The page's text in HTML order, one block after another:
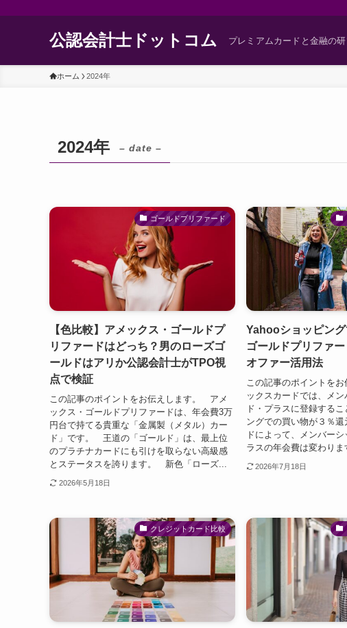
公認会計士ドットコム プレミアムカードと金融の
ホーム 2024年
2024年 – date –
ゴールドプリファード
【色比較】アメックス・ゴールドプ
リファードはどっち？男のローズゴ
ールドはアリか公認会計士がTPO視
点で検証
この記事のポイントをお伝えします。 アメ
ックス・ゴールドプリファードは、年会費3万
円台で持てる貴重な「金属製（メタル）カー
ド」です。 王道の「ゴールド」は、最上位
のプラチナカードにも引けを取らない高級感
とステータスを誇ります。 新色「ローズ...
2026年5月18日
Yahooショッピング
ゴールドプリファ
オファー活用法
この記事のポイントを
ックスカードでは、メ
ド・プラスに登録する
ングでの買い物が３％
ドによって、メンバー
ラスの年会費は変わりま
2026年7月18日
クレジットカード比較